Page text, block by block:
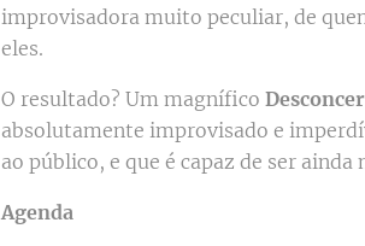
improvisadora muito peculiar, de
eles.
O resultado? Um magnífico
absolutamente improvisado e
ao público, e que é capaz de ser
Agenda